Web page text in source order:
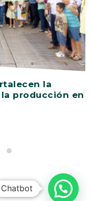
la
producción en
Chatbot